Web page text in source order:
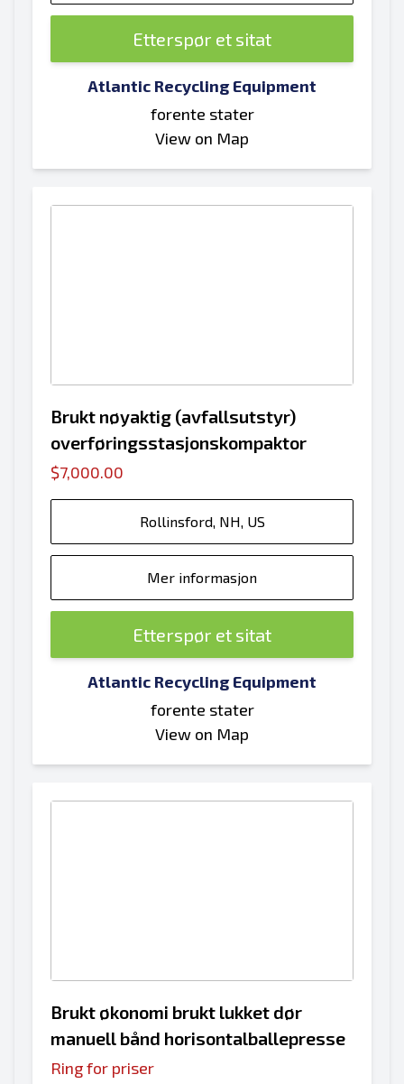
Etterspør et sitat
Atlantic Recycling Equipment
forente stater
View on Map
Brukt nøyaktig (avfallsutstyr)
overføringsstasjonskompaktor
$7,000.00
Rollinsford, NH, US
Mer informasjon
Etterspør et sitat
Atlantic Recycling Equipment
forente stater
View on Map
Brukt økonomi brukt lukket dør
manuell bånd horisontalballepresse
Ring for priser